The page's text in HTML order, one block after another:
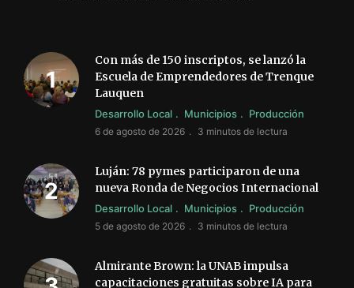
Con más de 150 inscriptos, se lanzó la
Escuela de Emprendedores de Trenque
Lauquen
Desarrollo Local Municipios Producción
6 de agosto de 2026 3 minutos de lectura
Luján: 78 pymes participaron de una
nueva Ronda de Negocios Internacional
Desarrollo Local Municipios Producción
5 de agosto de 2026 3 minutos de lectura
Almirante Brown: la UNAB impulsa
capacitaciones gratuitas sobre IA para